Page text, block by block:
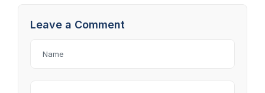
Leave a Comment